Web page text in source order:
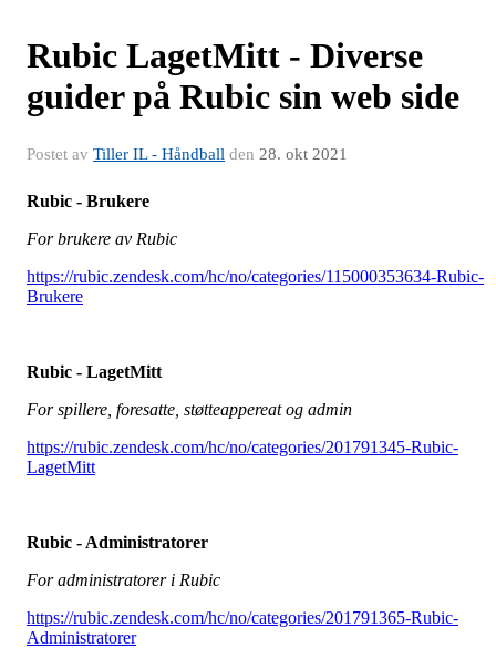
Rubic LagetMitt - Diverse
guider på Rubic sin web side
Postet av Tiller IL - Håndball den 28. okt 2021
Rubic - Brukere
For brukere av Rubic
https://rubic.zendesk.com/hc/no/categories/115000353634-Rubic-
Brukere
Rubic - LagetMitt
For spillere, foresatte, støtteappereat og admin
https://rubic.zendesk.com/hc/no/categories/201791345-Rubic-
LagetMitt
Rubic - Administratorer
For administratorer i Rubic
https://rubic.zendesk.com/hc/no/categories/201791365-Rubic-
Administratorer